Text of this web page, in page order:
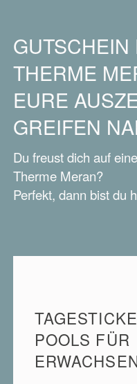
GUTSCHEIN
THERME
EURE
GREIFEN
Du freust dich auf
Therme Meran?
Perfekt, dann bist du
POOLS FÜR